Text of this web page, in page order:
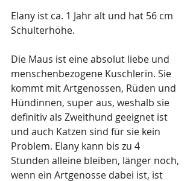
Elany ist ca. 1 Jahr alt und hat 56 cm
Schulterhöhe.
Die Maus ist eine absolut liebe und
menschenbezogene Kuschlerin. Sie
kommt mit Artgenossen, Rüden und
Hündinnen, super aus, weshalb sie
definitiv als Zweithund geeignet ist
und auch Katzen sind für sie kein
Problem. Elany kann bis zu 4
Stunden alleine bleiben, länger noch,
wenn ein Artgenosse dabei ist, ist